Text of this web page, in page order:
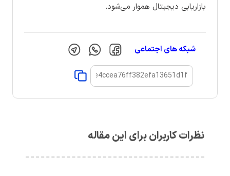
بازاریابی دیجیتال هموار می‌شود.
شبکه های اجتماعی
نظرات کاربران برای این مقاله